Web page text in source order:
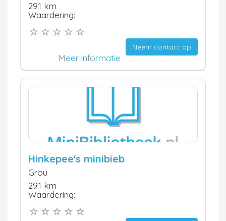
29.1 km
Waardering:
Neem contact op
Meer informatie
Hinkepee's minibieb
Grou
29.1 km
Waardering: